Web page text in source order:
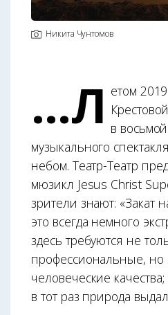
Никита Чунтомов
…Л етом
в
музыкального
небом. Театр-Театр
мюзикл Jesus Christ
зрители знают: «Закат
это всегда немного
здесь требуются не
профессиональные,
человеческие
в тот раз природа